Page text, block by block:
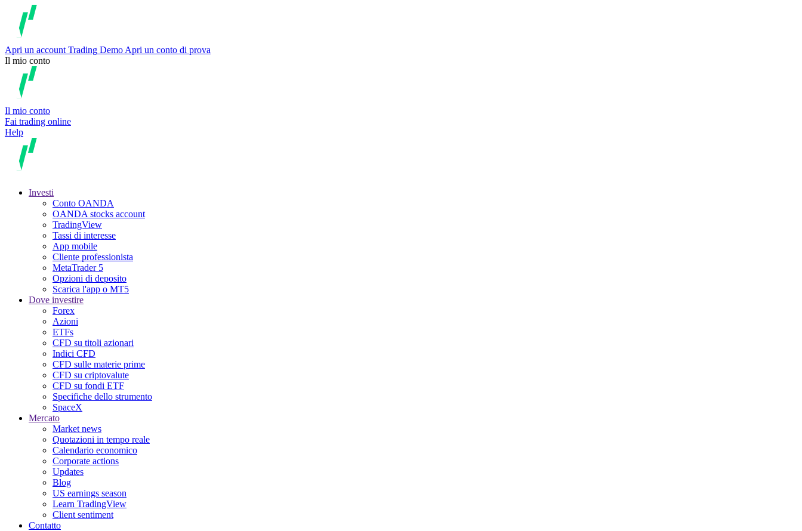
Apri un account Trading Demo Apri un conto di prova
Il mio conto
Il mio conto
Fai trading online
Help
Investi
Conto OANDA
OANDA stocks account
TradingView
Tassi di interesse
App mobile
Cliente professionista
MetaTrader 5
Opzioni di deposito
Scarica l'app o MT5
Dove investire
Forex
Azioni
ETFs
CFD su titoli azionari
Indici CFD
CFD sulle materie prime
CFD su criptovalute
CFD su fondi ETF
Specifiche dello strumento
SpaceX
Mercato
Market news
Quotazioni in tempo reale
Calendario economico
Corporate actions
Updates
Blog
US earnings season
Learn TradingView
Client sentiment
Contatto